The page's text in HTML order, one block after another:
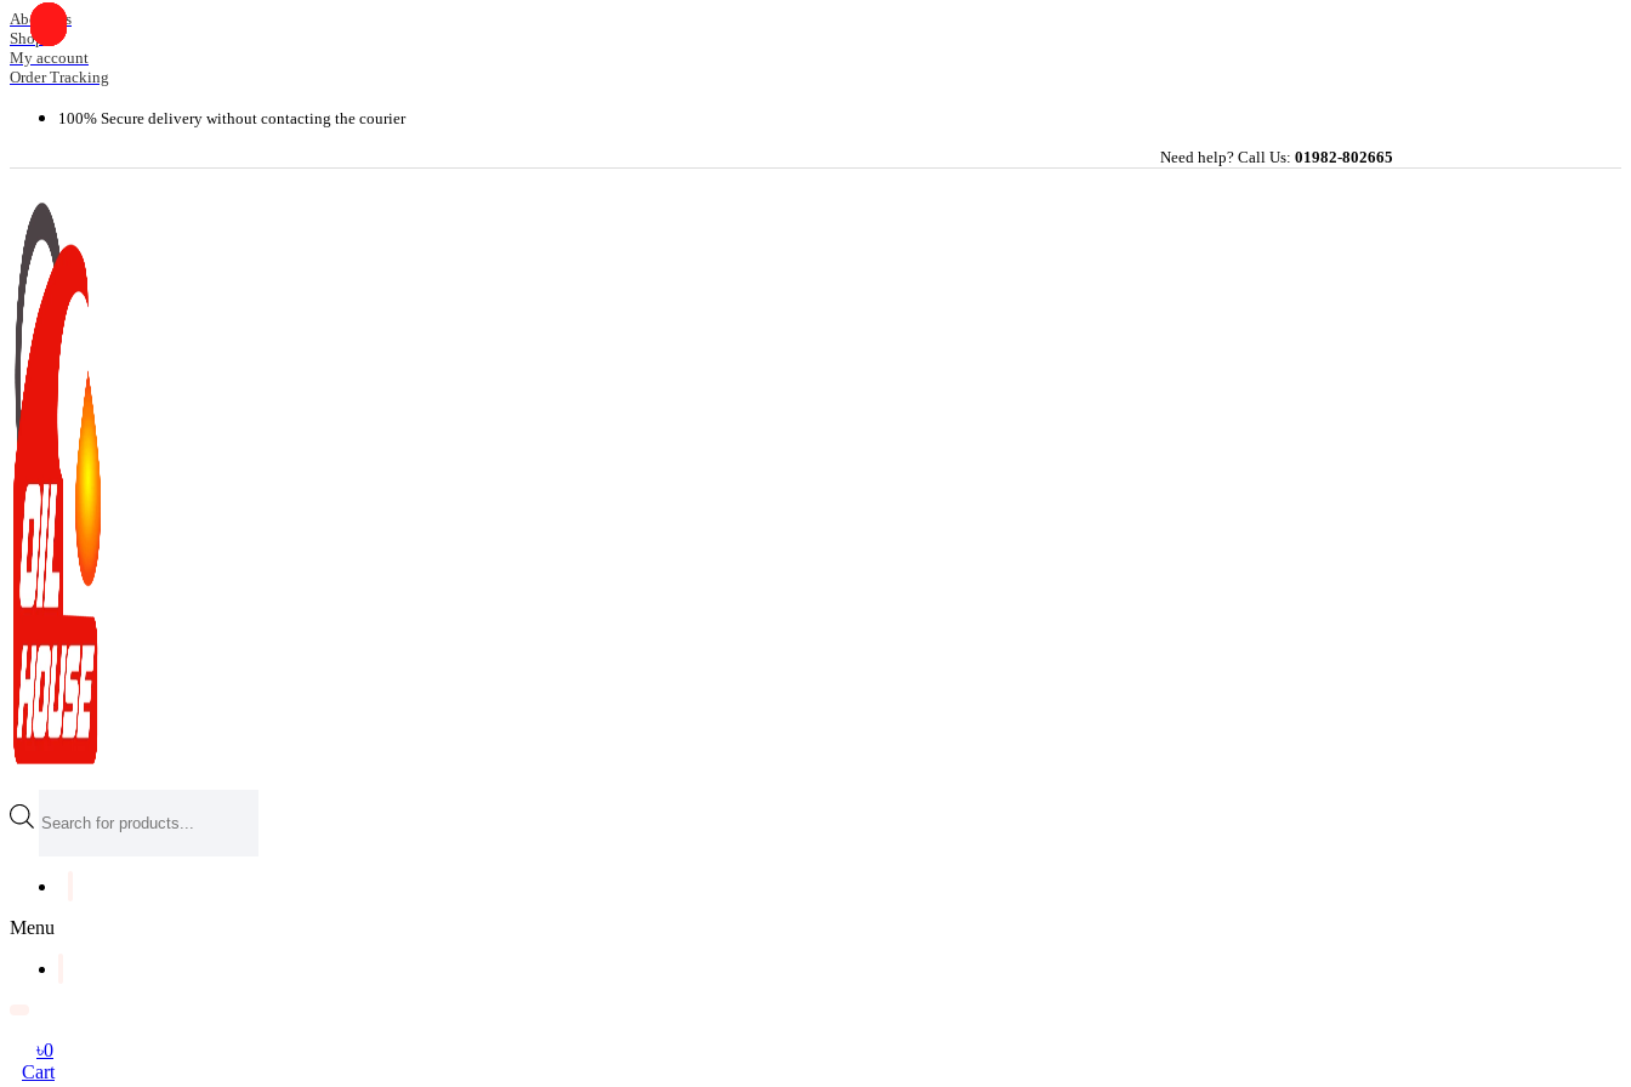
Skip
to
content
About Us
Shop
My account
Order Tracking
100% Secure delivery without contacting the courier
Need help? Call Us: 01982-802665
search
Menu
৳0
Cart